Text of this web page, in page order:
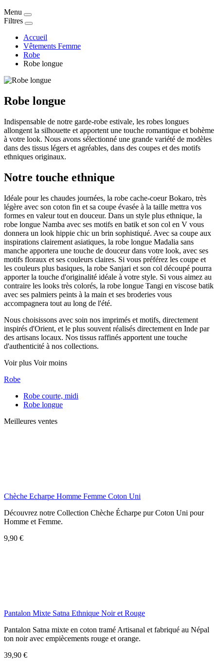
Menu
Filtres
Accueil
Vêtements Femme
Robe
Robe longue
Robe longue
Indispensable de notre garde-robe estivale, les robes longues
allongent la silhouette et apportent une touche romantique et bohème
à votre look. Nous avons sélectionné une grande variété de modèles
dans des tissus légers et agréables, dans des coupes et des motifs
ethniques originaux.
Notre touche ethnique
Idéale pour les chaudes journées, la robe cache-coeur Bokaro, très
légère avec son coton fin et sa coupe évasée à la taille mettra vos
formes en valeur tout en douceur. Dans un style plus ethnique, la
robe longue Namba avec ses motifs en batik et son col en V vous
donnera un look hippie chic un brin sophistiqué. Avec sa coupe aux
inspirations clairement asiatiques, la robe longue Madalia sans
manche apportera une touche de douceur dans votre look, avec ses
motifs floraux et ses couleurs claires. Si vous préférez les coupe et
les couleurs plus basiques, la robe Sanjari et son col découpé pourra
apporter la touche d'originalité idéale à votre style. Si vous aimez au
contraire les looks très colorés, la robe longue Tangi en viscose batik
avec ses palmiers peints à la main et ses broderies vous
accompagnera tout au long de l'été.
Nous choisissons avec soin nos imprimés et motifs, directement
inspirés d'Orient, et le plus souvent réalisés directement en Inde par
des artisans locaux. Nos tissus raffinés apportent une touche
d'authenticité à nos collections.
Voir plus Voir moins
Robe
Robe courte, midi
Robe longue
Meilleures ventes
Chèche Echarpe Homme Femme Coton Uni
Découvrez notre Collection Chèche Écharpe pur Coton Uni pour
Homme et Femme.
9,90 €
Pantalon Mixte Satna Ethnique Noir et Rouge
Pantalon Satna mixte en coton tramé Artisanal et fabriqué au Népal
ton noir avec empiècements rouge et orange.
39,90 €